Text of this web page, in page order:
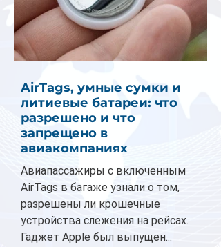
AirTags, умные сумки и
литиевые батареи: что
разрешено и что
запрещено в
авиакомпаниях
Авиапассажиры с включенным
AirTags в багаже узнали о том,
разрешены ли крошечные
устройства слежения на рейсах.
Гаджет Apple был выпущен...